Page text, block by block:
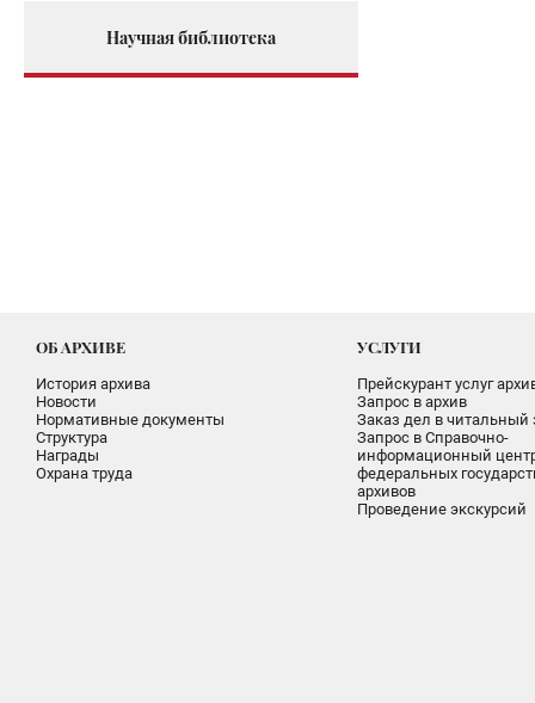
Научная библиотека
ОБ АРХИВЕ
История архива
Новости
Нормативные документы
Структура
Награды
Охрана труда
УСЛУГИ
Прейскурант услуг
Запрос в архив
Заказ дел в читальный
Запрос в Справочно-
информационный
федеральных
архивов
Проведение экскурсий